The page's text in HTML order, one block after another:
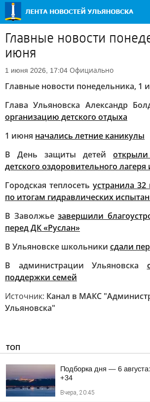
Главные новости
июня
1 июня 2026, 17:04 Официально
Главные новости понедельника, 1
Глава Ульяновска Александр
организацию детского отдыха
1 июня начались летние каникулы
В День защиты детей
детского оздоровительного
Городская теплосеть устранила
по итогам гидравлических
В Заволжье завершили
перед ДК «Руслан»
В Ульяновске школьники сдали
В администрации Ульяновска
поддержки семей
Источник: Канал в МАКС
Ульяновска"
ТОП
Подборка дня — 6
+34
Вчера, 20:45